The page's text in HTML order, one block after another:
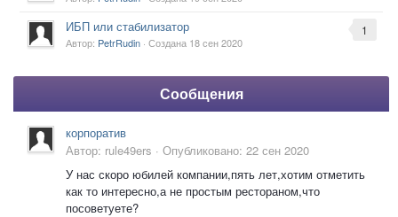
1
ИБП или стабилизатор
Автор: PetrRudin · Создана 18 сен 2020
Сообщения
корпоратив
Автор: rule49ers · Опубликовано: 22 сен 2020
У нас скоро юбилей компании,пять лет,хотим отметить
как то интересно,а не простым рестораном,что
посоветуете?